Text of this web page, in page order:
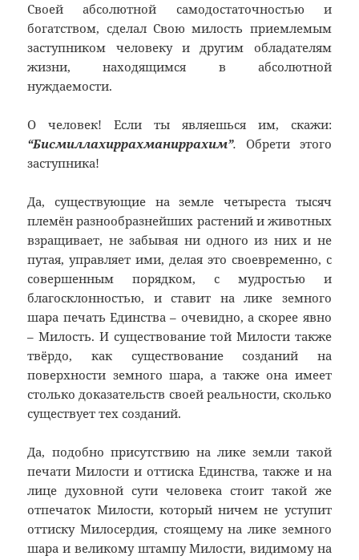
Своей абсолютной самодостаточностью и
богатством, сделал Свою милость приемлемым
заступником человеку и другим обладателям
жизни, находящимся в абсолютной
нуждаемости.
О человек! Если ты являешься им, скажи:
“Бисмиллахиррахманиррахим”. Обрети этого
заступника!
Да, существующие на земле четыреста тысяч
племён разнообразнейших растений и животных
взращивает, не забывая ни одного из них и не
путая, управляет ими, делая это своевременно, с
совершенным порядком, с мудростью и
благосклонностью, и ставит на лике земного
шара печать Единства – очевидно, а скорее явно
– Милость. И существование той Милости также
твёрдо, как существование созданий на
поверхности земного шара, а также она имеет
столько доказательств своей реальности, сколько
существует тех созданий.
Да, подобно присутствию на лике земли такой
печати Милости и оттиска Единства, также и на
лице духовной сути человека стоит такой же
отпечаток Милости, который ничем не уступит
оттиску Милосердия, стоящему на лике земного
шара и великому штампу Милости, видимому на